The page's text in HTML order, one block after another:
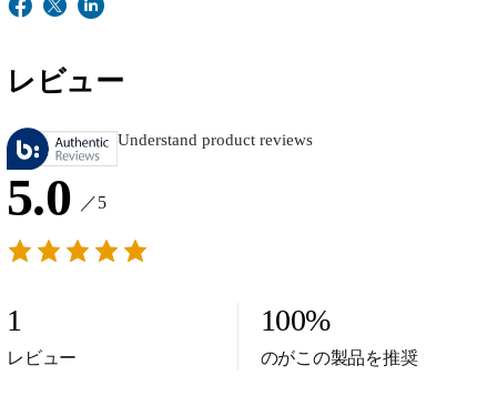
レビュー
Understand product reviews
5.0 ／5
1
レビュー
100%
のがこの製品を推奨